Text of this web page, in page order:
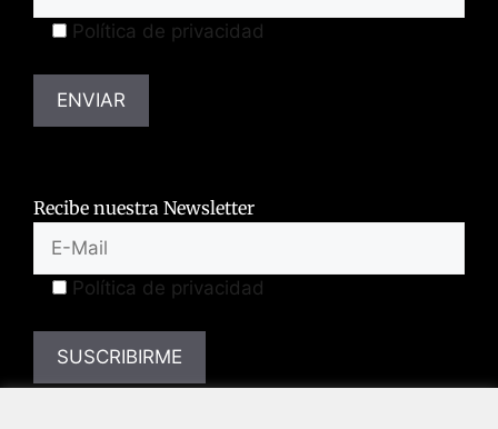
Política de privacidad
Recibe nuestra Newsletter
Política de privacidad